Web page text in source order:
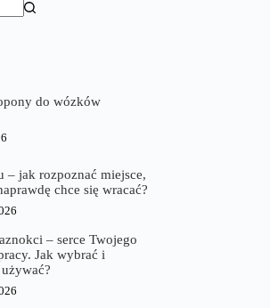
do wózków
– jak rozpoznać miejsce,
chce się wracać?
– serce Twojego
Jak wybrać i